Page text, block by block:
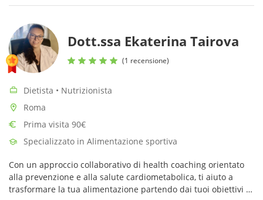
Dott.ssa Ekaterina Tairova
(1 recensione)
Dietista • Nutrizionista
Roma
Prima visita 90€
Specializzato in Alimentazione sportiva
Con un approccio collaborativo di health coaching orientato
alla prevenzione e alla salute cardiometabolica, ti aiuto a
trasformare la tua alimentazione partendo dai tuoi obiettivi e